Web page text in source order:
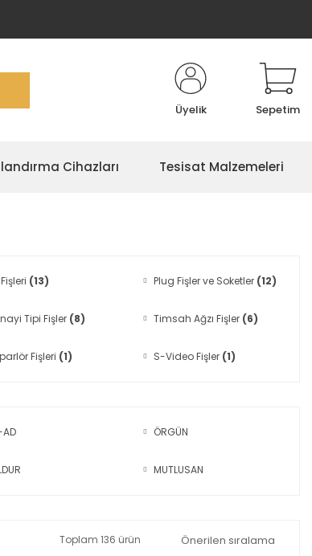
Üyelik Sepetim
Cihazları Tesisat Malzemeleri
(13) Plug Fişler ve Soketler (12)
Tipi Fişler (8) Timsah Ağzı Fişler (6)
Fişleri (1) S-Video Fişler (1)
AD ÖRGÜN
MUTLUSAN
Toplam 136 ürün